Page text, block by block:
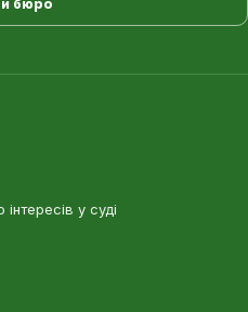
бюро
у суді